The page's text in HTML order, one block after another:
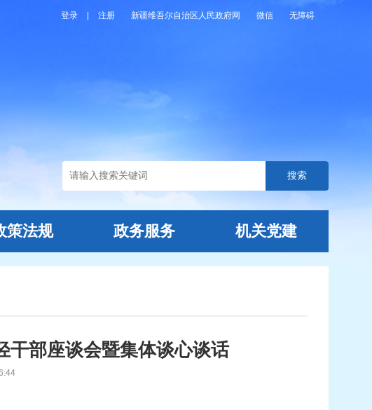
登录 注册 新疆维吾尔自治区人民政府网 微信 无障碍
策法规 政务服务 机关党建
部座谈会暨集体谈心谈话